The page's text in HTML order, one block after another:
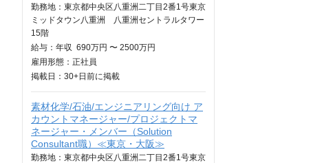
勤務地：東京都中央区八重洲二丁目2番1号東京
ミッドタウン八重洲 八重洲セントラルタワー
15階
給与： 年収 690万円 〜 2500万円
雇用形態：正社員
掲載日： 30+日 前に掲載
素材化学/石油/エンジニアリング向け ア
カウントマネージャー/プロジェクトマ
ネージャー・メンバー（Solution
Consultant職）≪東京・大阪≫
勤務地：東京都中央区八重洲二丁目2番1号東京